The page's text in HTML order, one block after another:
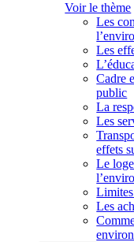
Voir le thème
Les
Les
Cadre
public
La
Les
effets
Le
Les